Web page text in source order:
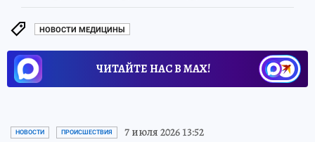
НОВОСТИ МЕДИЦИНЫ
ЧИТАЙТЕ НАС В МАХ!
НОВОСТИ ПРОИСШЕСТВИЯ 7 июля 2026 13:52